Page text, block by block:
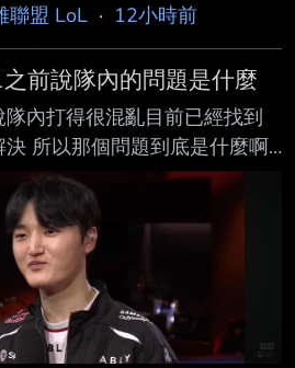
聯盟 LoL · 12小時前
前說隊內的問題是什麼
內打得很混亂目前已經找到
所以那個問題到底是什麼啊
候笑得很開心 還跟露許哥有說
普感覺也不是韓股的問題 有人
c1eE8Pt.jpeg
Y9zSMCd.jpeg
zPg0xdM.jpeg
69uC2cg.jpeg ----- Sent
iPho